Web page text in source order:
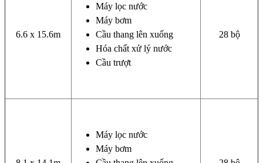
6.6 x 15.6m
Máy lọc nước
Máy bơm
Cầu thang lên xuống
Hóa chất xử lý nước
Cầu trượt
28 bộ
Máy lọc nước
Máy bơm